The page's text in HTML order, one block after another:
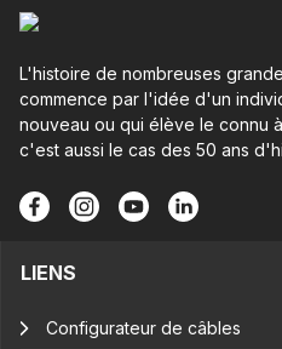
L'histoire de nombreuses
commence par l'idée d'un
nouveau ou qui élève le connu
c'est aussi le cas des 50 ans
LIENS
Configurateur de câbles